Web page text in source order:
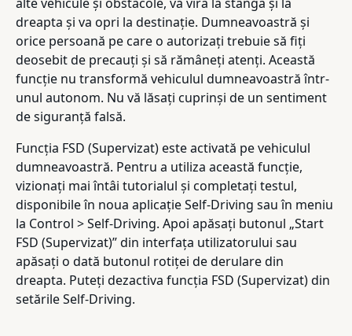
dreapta și va opri la destinație. Dumneavoastră și
orice persoană pe care o autorizați trebuie să fiți
deosebit de precauți și să rămâneți atenți. Această
funcție nu transformă vehiculul dumneavoastră într-
unul autonom. Nu vă lăsați cuprinși de un sentiment
de siguranță falsă.
Funcția FSD (Supervizat) este activată pe vehiculul
dumneavoastră. Pentru a utiliza această funcție,
vizionați mai întâi tutorialul și completați testul,
disponibile în noua aplicație Self-Driving sau în meniu
la Control > Self-Driving. Apoi apăsați butonul „Start
FSD (Supervizat)” din interfața utilizatorului sau
apăsați o dată butonul rotiței de derulare din
dreapta. Puteți dezactiva funcția FSD (Supervizat) din
setările Self-Driving.